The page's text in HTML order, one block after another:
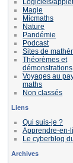
Magie
Micmaths
Nature
Pandémie
Podcast
Sites de
Théorèmes et
démonstrations
Voyages au
maths
Non classés
Liens
Qui suis-je ?
Apprendre-en-
Le cyberblog
Archives